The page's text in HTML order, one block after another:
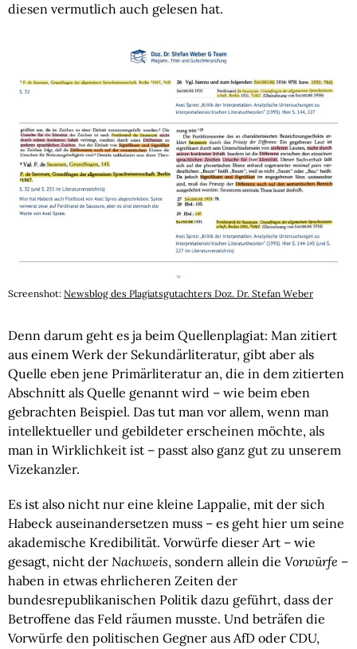
diesen vermutlich auch gelesen hat.
Screenshot: Newsblog des Plagiatsgutachters Doz. Dr. Stefan Weber
Denn darum geht es ja beim Quellenplagiat: Man zitiert
aus einem Werk der Sekundärliteratur, gibt aber als
Quelle eben jene Primärliteratur an, die in dem zitierten
Abschnitt als Quelle genannt wird – wie beim eben
gebrachten Beispiel. Das tut man vor allem, wenn man
intellektueller und gebildeter erscheinen möchte, als
man in Wirklichkeit ist – passt also ganz gut zu unserem
Vizekanzler.
Es ist also nicht nur eine kleine Lappalie, mit der sich
Habeck auseinandersetzen muss – es geht hier um seine
akademische Kredibilität. Vorwürfe dieser Art – wie
gesagt, nicht der Nachweis, sondern allein die Vorwürfe –
haben in etwas ehrlicheren Zeiten der
bundesrepublikanischen Politik dazu geführt, dass der
Betroffene das Feld räumen musste. Und beträfen die
Vorwürfe den politischen Gegner aus AfD oder CDU,